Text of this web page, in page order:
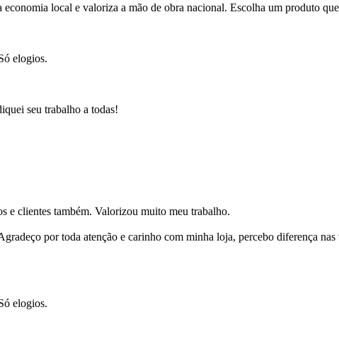
local e valoriza a mão de obra nacional. Escolha um produto
elogios.
seu trabalho a todas!
e clientes também. Valorizou muito meu trabalho.
por toda atenção e carinho com minha loja, percebo diferença nas
elogios.